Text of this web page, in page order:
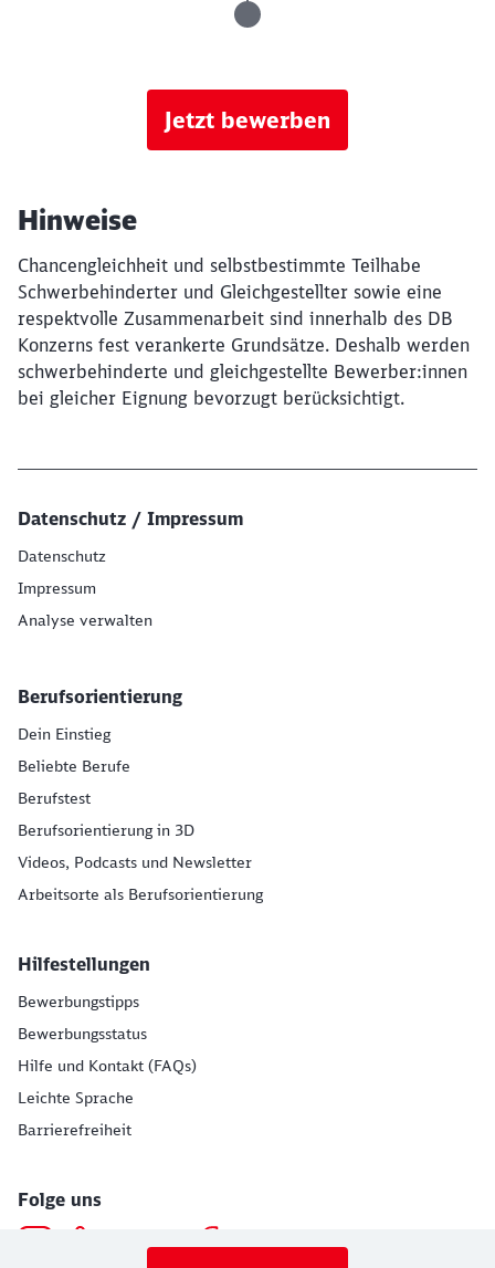
Jetzt bewerben
Hinweise
Chancengleichheit und selbstbestimmte Teilhabe
Schwerbehinderter und Gleichgestellter sowie eine
respektvolle Zusammenarbeit sind innerhalb des DB
Konzerns fest verankerte Grundsätze. Deshalb werden
schwerbehinderte und gleichgestellte Bewerber:innen
bei gleicher Eignung bevorzugt berücksichtigt.
Datenschutz / Impressum
Datenschutz
Impressum
Analyse verwalten
Berufsorientierung
Dein Einstieg
Beliebte Berufe
Berufstest
Berufsorientierung in 3D
Videos, Podcasts und Newsletter
Arbeitsorte als Berufsorientierung
Hilfestellungen
Bewerbungstipps
Bewerbungsstatus
Hilfe und Kontakt (FAQs)
Leichte Sprache
Barrierefreiheit
Folge uns